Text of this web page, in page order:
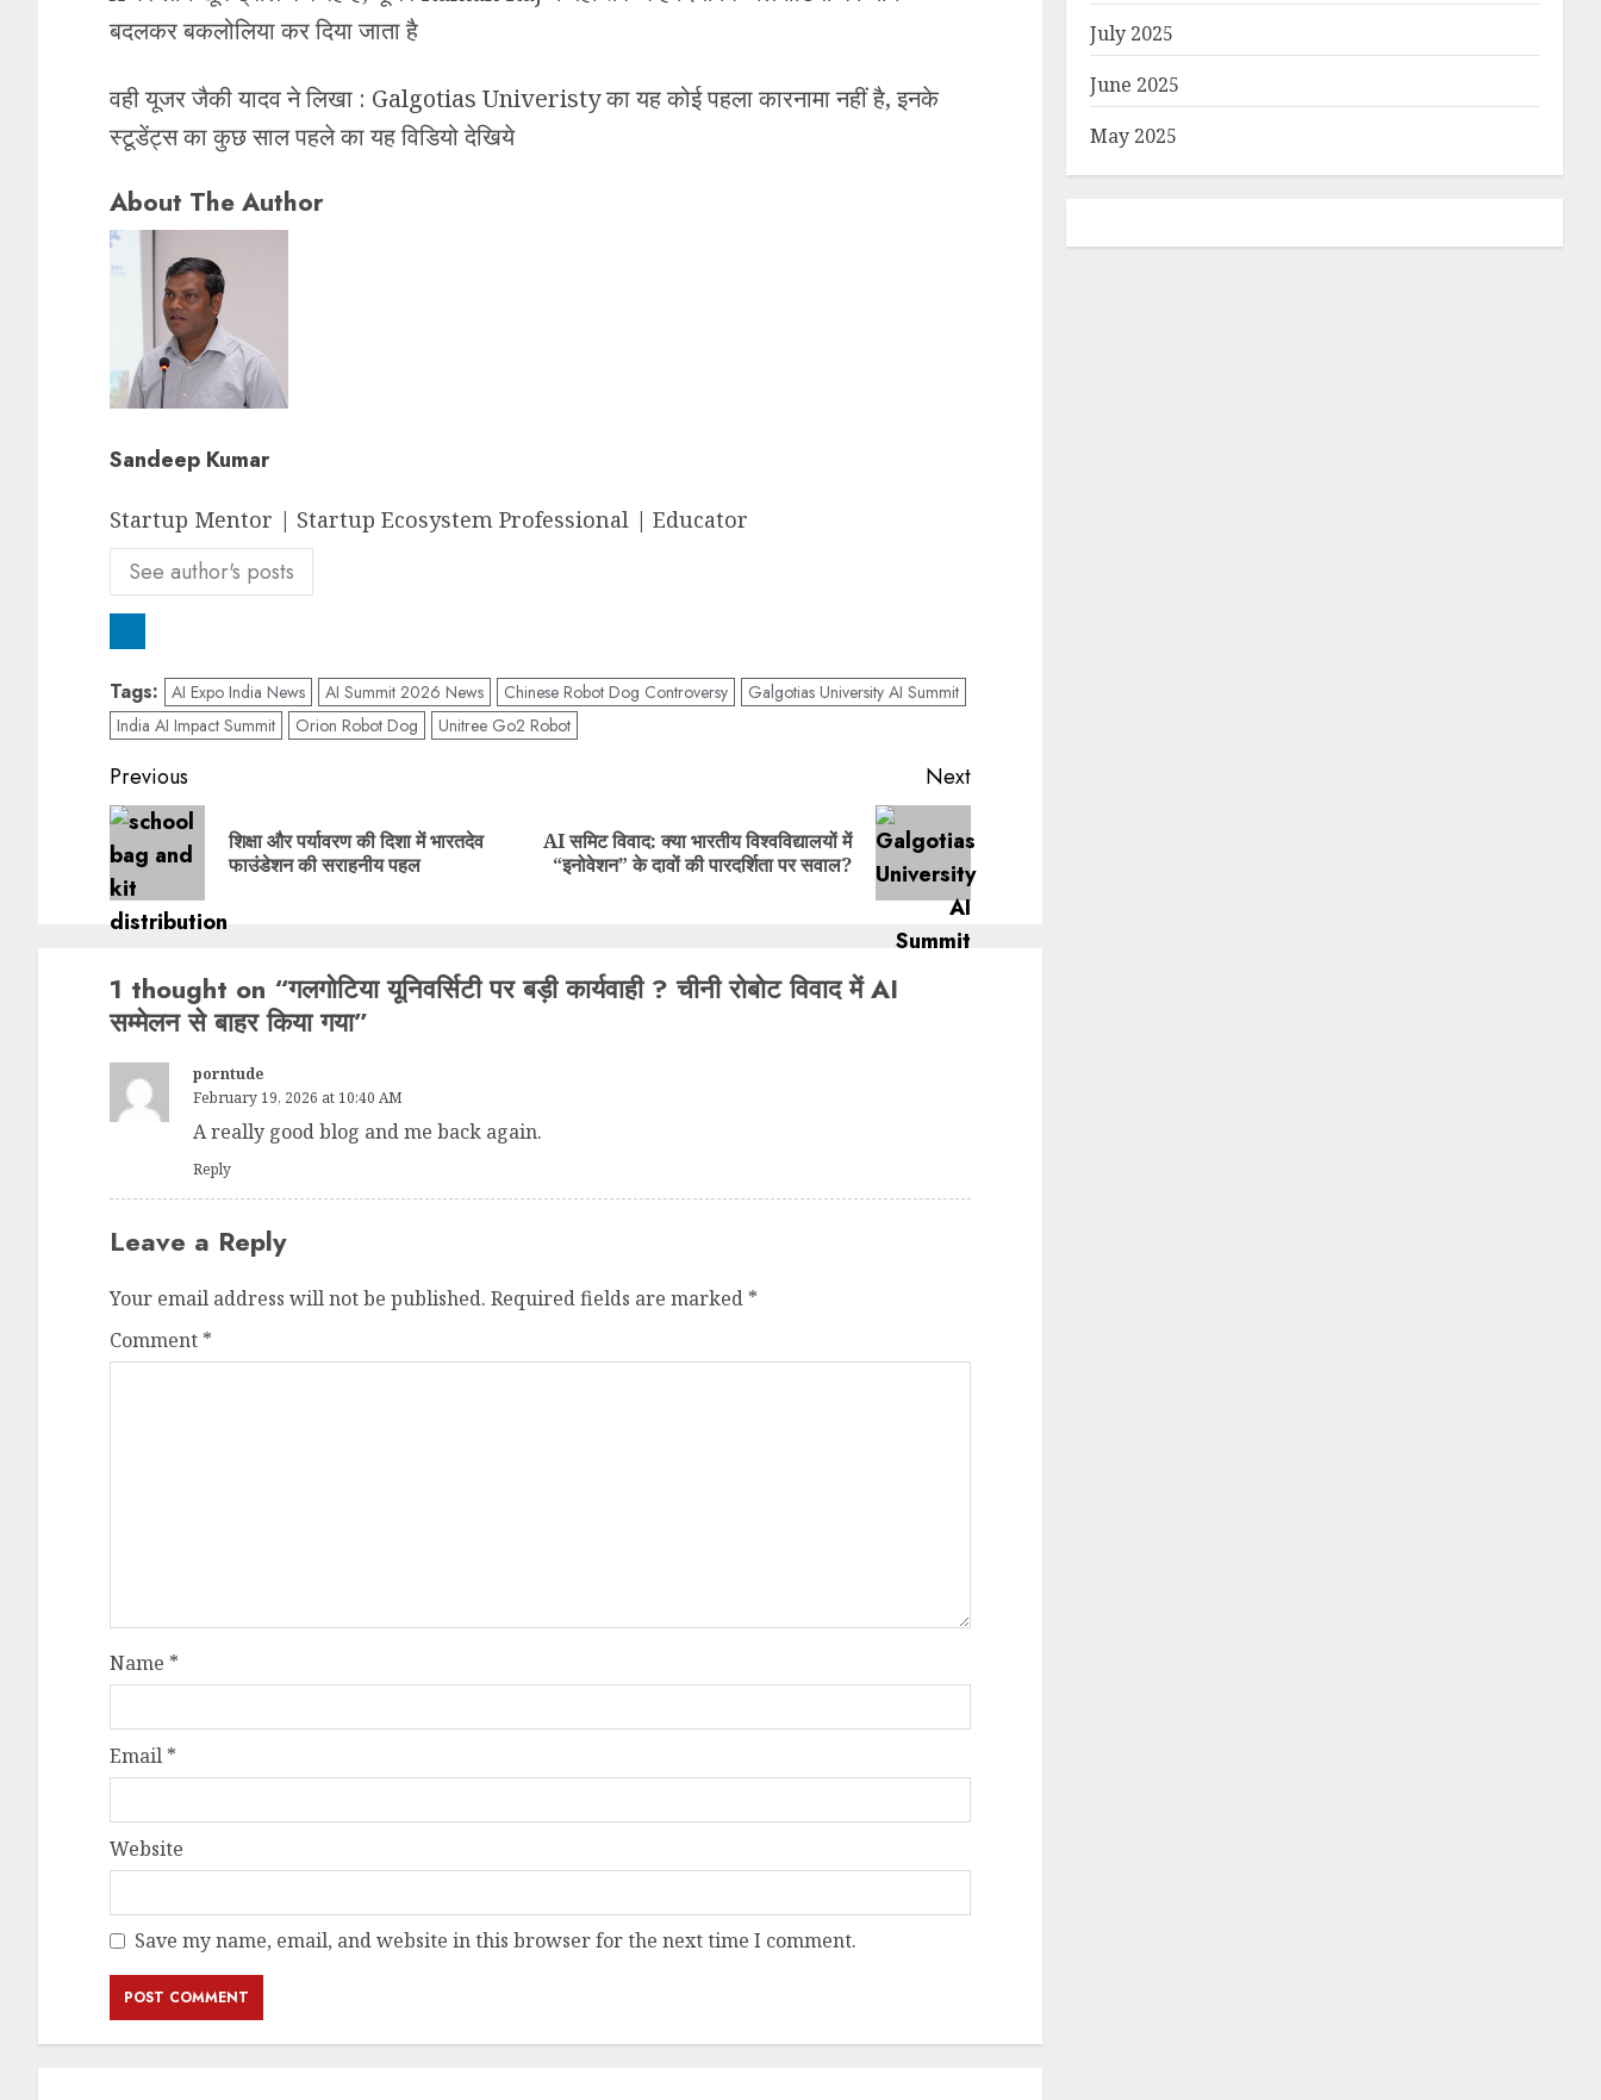
बदलकर बकलोलिया कर दिया जाता है
वही यूजर जैकी यादव ने लिखा : Galgotias Univeristy का यह कोई पहला कारनामा नहीं है, इनके
स्टूडेंट्स का कुछ साल पहले का यह विडियो देखिये
About The Author
Sandeep Kumar
Startup Mentor | Startup Ecosystem Professional | Educator
See author's posts
Tags: AI Expo India News AI Summit 2026 News Chinese Robot Dog Controversy
Galgotias University AI Summit
India AI Impact Summit
Orion Robot Dog Unitree Go2 Robot
Previous
शिक्षा और पर्यावरण की दिशा में भारतदेव
फाउंडेशन की सराहनीय पहल
Next
AI समिट विवाद: क्या भारतीय विश्वविद्यालयों में
“इनोवेशन” के दावों की पारदर्शिता पर सवाल?
1 thought on “गलगोटिया यूनिवर्सिटी पर बड़ी कार्यवाही ? चीनी रोबोट विवाद में AI
सम्मेलन से बाहर किया गया”
porntude
February 19, 2026 at 10:40 AM
A really good blog and me back again.
Reply
Leave a Reply
Your email address will not be published. Required fields are marked *
Comment *
Name *
Email *
Website
Save my name, email, and website in this browser for the next time I comment.
July 2025
June 2025
May 2025